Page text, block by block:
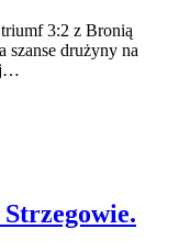
3:2 z Bronią
szanse drużyny na